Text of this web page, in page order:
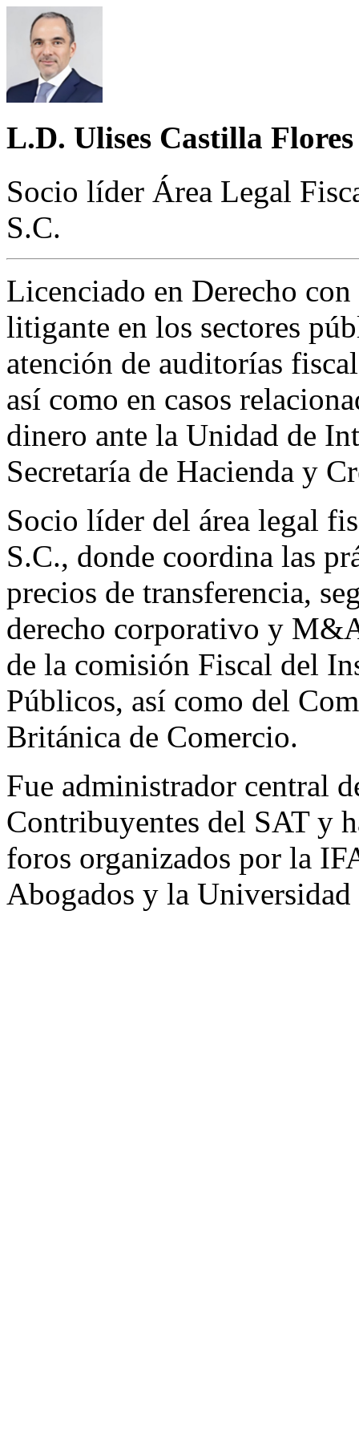
L.D. Ulises Castilla Flores
Socio líder Área Legal
S.C.
Licenciado en Derecho
litigante en los sectores
atención de auditorías
así como en casos
dinero ante la Unidad de
Secretaría de Hacienda y
Socio líder del área legal
S.C., donde coordina las
precios de transferencia,
derecho corporativo y
de la comisión Fiscal del
Públicos, así como del
Británica de Comercio.
Fue administrador central
Contribuyentes del SAT y
foros organizados por la
Abogados y la Universidad